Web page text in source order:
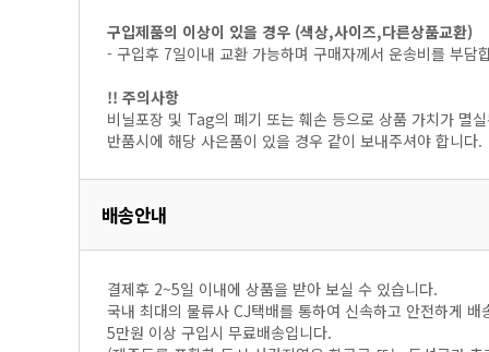
구입제품의 이상이 있을 경우 (색상,사이즈,다른상품교환)
- 구입후 7일이내 교환 가능하며 구매자께서 운송비를 부담
!! 주의사항
비닐포장 및 Tag의 폐기 또는 훼손 등으로 상품 가치가 멸
반품시에 해당 사은품이 있을 경우 같이 보내주셔야 합니다.
배송안내
결제후 2~5일 이내에 상품을 받아 보실 수 있습니다.
국내 최대의 물류사 CJ택배를 통하여 신속하고 안전하게 배
5만원 이상 구입시 무료배송입니다.